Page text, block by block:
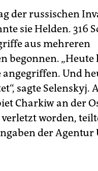
der russischen
sie Helden. 316
aus mehreren
begonnen. „Heute
angegriffen. Und
sagte Selenskyj.
Charkiw an der
worden,
der Agentur